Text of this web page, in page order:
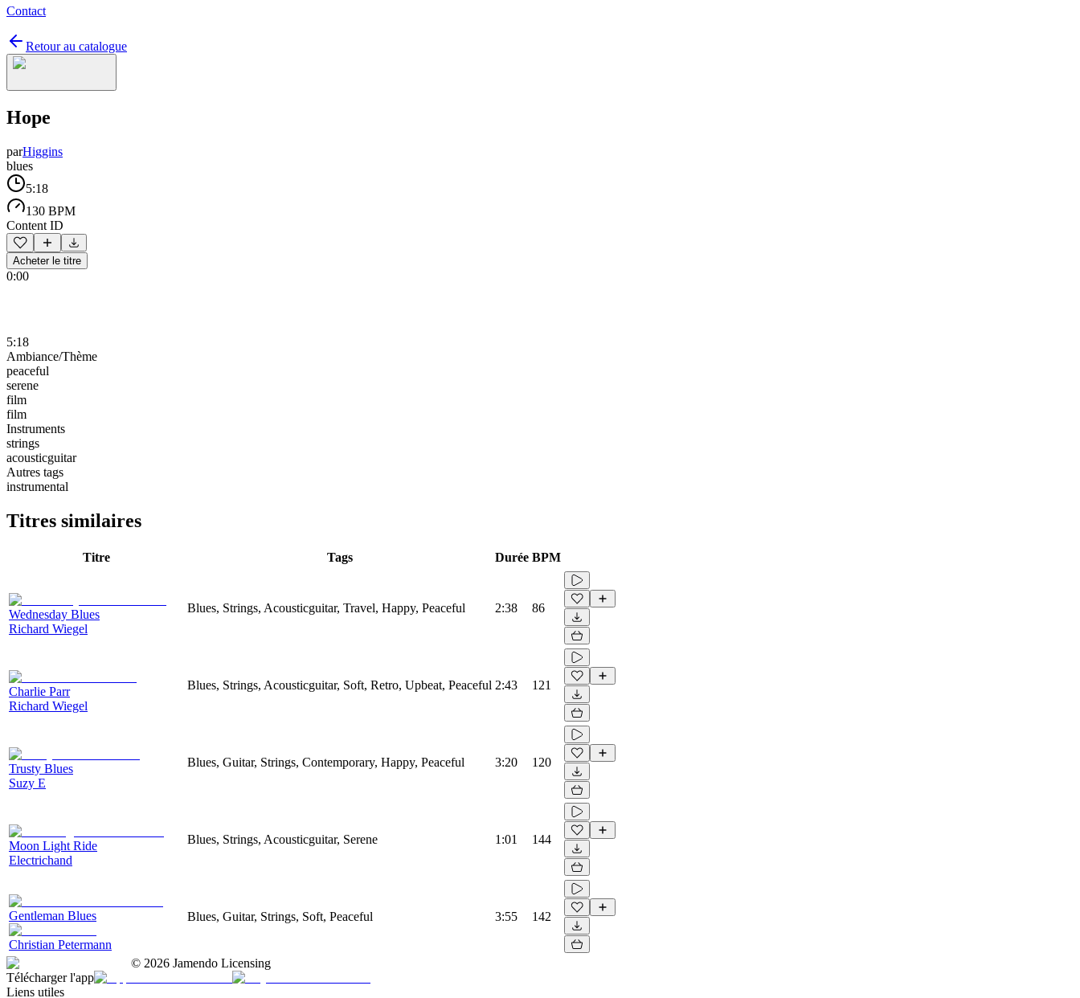
Contact
Retour au catalogue
Hope
parHiggins
blues
5:18
130 BPM
Content ID
Acheter le titre
0:00
5:18
Ambiance/Thème
peaceful
serene
film
film
Instruments
strings
acousticguitar
Autres tags
instrumental
Titres similaires
Titre Tags Durée BPM
Wednesday Blues
Richard Wiegel
Blues, Strings, Acousticguitar, Travel, Happy, Peaceful 2:38 86
Charlie Parr
Richard Wiegel
Blues, Strings, Acousticguitar, Soft, Retro, Upbeat, Peaceful 2:43 121
Trusty Blues
Suzy E
Blues, Guitar, Strings, Contemporary, Happy, Peaceful 3:20 120
Moon Light Ride
Electrichand
Blues, Strings, Acousticguitar, Serene 1:01 144
Gentleman Blues
Christian Petermann
Blues, Guitar, Strings, Soft, Peaceful 3:55 142
© 2026 Jamendo Licensing
Télécharger l'app
Liens utiles